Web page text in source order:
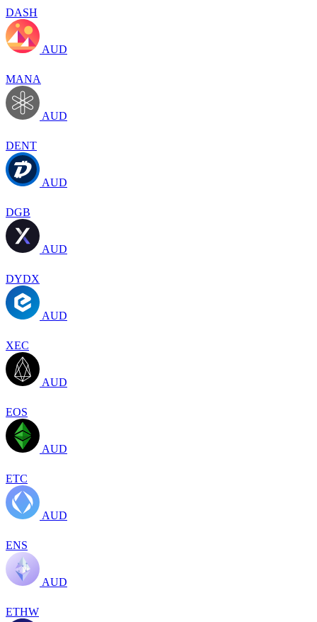
DASH
AUD
MANA
AUD
DENT
AUD
DGB
AUD
DYDX
AUD
XEC
AUD
EOS
AUD
ETC
AUD
ENS
AUD
ETHW